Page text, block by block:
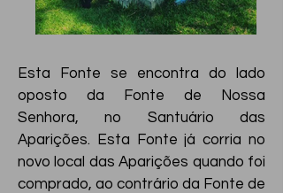
Esta Fonte se encontra do lado
oposto da Fonte de Nossa
Senhora, no Santuário das
Aparições. Esta Fonte já corria no
novo local das Aparições quando foi
comprado, ao contrário da Fonte de